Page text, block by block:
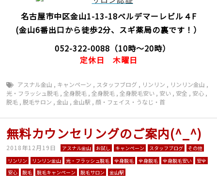
名古屋市中区金山1-13-18ベルデマーレビル４F
(金山6番出口から徒歩2分、スギ薬局の裏です！）
052-322-0088 （10時～20時）
定休日
木曜日
アスナル金山 , キャンペーン , スタッフブログ , リンリン , リンリン金山 ,
光・フラッシュ脱毛 ,全身脱毛 ,全身脱毛 ,全身脱毛安い , 安い , 安全 , 安心 ,
脱毛 ,脱毛サロン ,金山 ,金山駅 ,顔・フェイス・うなじ・首
無料カウンセリングのご案内(^_^)
2018年12月19日 アスナル金山 お試し キャンペーン スタッフブログ
その他
リンリン
リンリン金山 光・フラッシュ脱毛 全身脱毛 全身脱毛 全身脱毛安い
安全
安心
脱毛 脱毛キャンペーン 脱毛サロン 金山駅